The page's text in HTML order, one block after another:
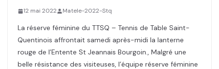
12 mai 2022 Matele-2022-Stq
La réserve féminine du TTSQ – Tennis de Table Saint-
Quentinois affrontait samedi après-midi la lanterne
rouge de l’Entente St Jeannais Bourgoin., Malgré une
belle résistance des visiteuses, l’équipe réserve féminine